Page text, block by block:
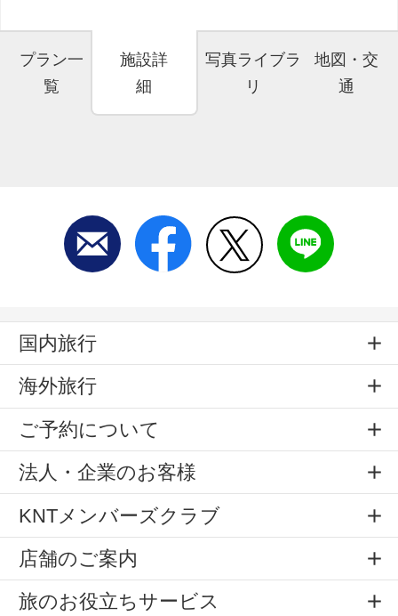
プラン一
覧
施設詳
細
写真ライブラ
リ
地図・交
通
国内旅行
海外旅行
ご予約について
法人・企業のお客様
KNTメンバーズクラブ
店舗のご案内
旅のお役立ちサービス